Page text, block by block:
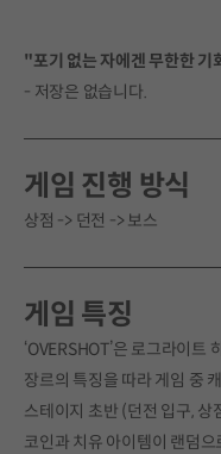
"포기 없는 자에겐 무한한 기
- 저장은 없습니다.
게임 진행 방식
상점 -> 던전 -> 보스
게임 특징
‘OVERSHOT’은 로그라이트
장르의 특징을 따라 게임 중
스테이지 초반 (던전 입구, 상
코인과 치유 아이템이 랜덤